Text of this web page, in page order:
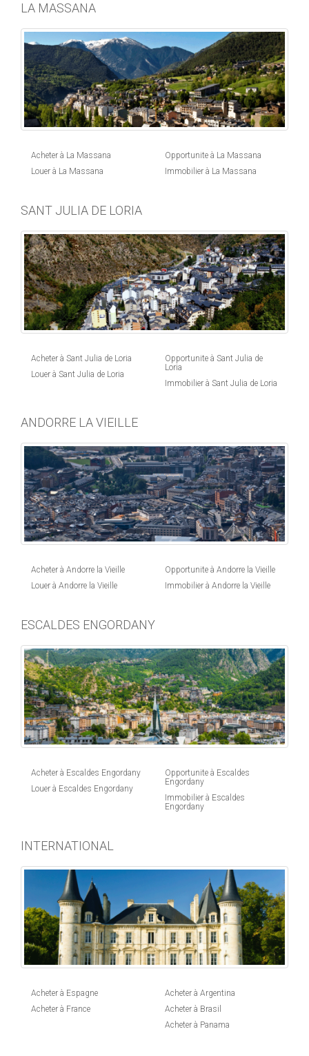
LA MASSANA
Acheter à La Massana
Louer à La Massana
Opportunite à La Massana
Immobilier à La Massana
SANT JULIA DE LORIA
Acheter à Sant Julia de Loria
Louer à Sant Julia de Loria
Opportunite à Sant Julia de
Loria
Immobilier à Sant Julia de Loria
ANDORRE LA VIEILLE
Acheter à Andorre la Vieille
Louer à Andorre la Vieille
Opportunite à Andorre la Vieille
Immobilier à Andorre la Vieille
ESCALDES ENGORDANY
Acheter à Escaldes Engordany
Louer à Escaldes Engordany
Opportunite à Escaldes
Engordany
Immobilier à Escaldes
Engordany
INTERNATIONAL
Acheter à Espagne
Acheter à France
Acheter à Argentina
Acheter à Brasil
Acheter à Panama